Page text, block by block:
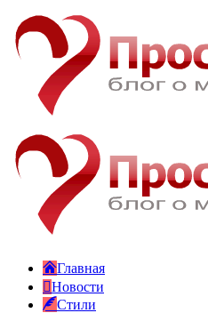
Главная
Новости
Стили